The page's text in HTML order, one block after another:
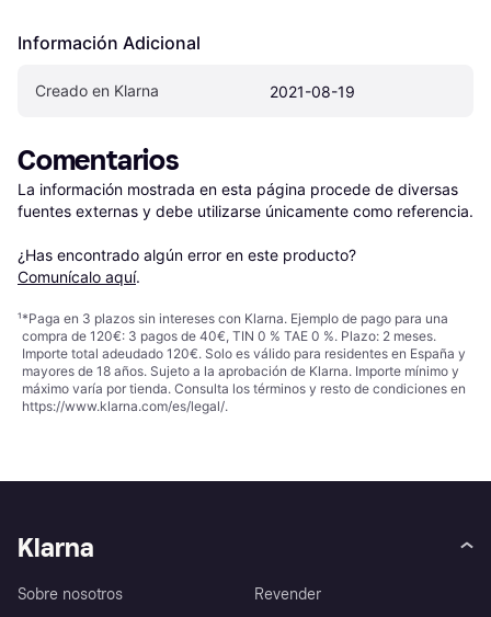
Información Adicional
Creado en Klarna 2021-08-19
Comentarios
La información mostrada en esta página procede de diversas
fuentes externas y debe utilizarse únicamente como referencia.
¿Has encontrado algún error en este producto?
Comunícalo aquí.
¹*Paga en 3 plazos sin intereses con Klarna. Ejemplo de pago para una
compra de 120€: 3 pagos de 40€, TIN 0 % TAE 0 %. Plazo: 2 meses.
Importe total adeudado 120€. Solo es válido para residentes en España y
mayores de 18 años. Sujeto a la aprobación de Klarna. Importe mínimo y
máximo varía por tienda. Consulta los términos y resto de condiciones en
https://www.klarna.com/es/legal/.
Klarna
Sobre nosotros
Revender